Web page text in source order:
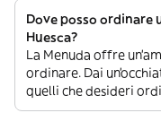
Dove posso ordinare
Huesca?
La Menuda offre
ordinare. Dai
quelli che desideri